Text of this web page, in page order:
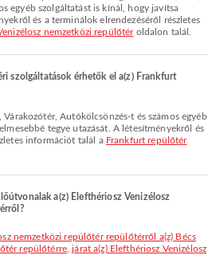
egyéb szolgáltatást is kínál, hogy javítsa
és a terminálok elrendezéséről részletes
nemzetközi repülőtéroldalon talál.
szolgáltatások érhetők el a(z) Frankfurt
tegye utazását. A létesítményekről és
információt talál a Frankfurt repülőtér
a(z) Elefthériosz Venizélosz
repülőtérre ,járat a(z) Elefthériosz Venizélosz